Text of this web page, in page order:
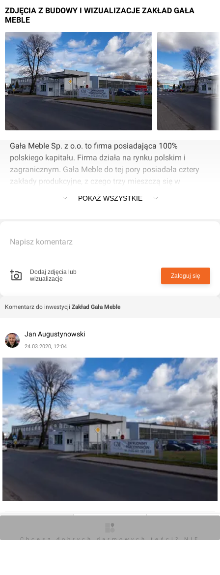
ZDJĘCIA Z BUDOWY I WIZUALIZACJE ZAKŁAD GAŁA
MEBLE
Gała Meble Sp. z o.o. to firma posiadająca 100%
polskiego kapitału. Firma działa na rynku polskim i
zagranicznym. Gała Meble do tej pory posiadała cztery
zakłady produkcyjne, z czego trzy mieszczą się w
POKAŻ WSZYSTKIE
Napisz komentarz
Dodaj zdjęcia lub
wizualizacje
Zaloguj się
Komentarz do inwestycji Zakład Gała Meble
Jan Augustynowski
24.03.2020, 12:04
0
Chcesz dobrych darmowych teści? NIE